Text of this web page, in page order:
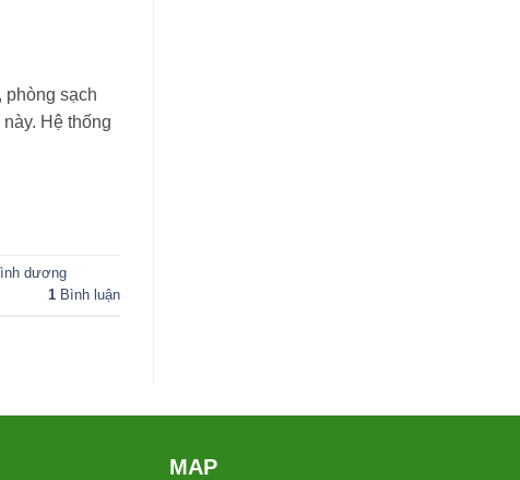
sạch
Hệ thống
dương
1 Bình luận
MAP